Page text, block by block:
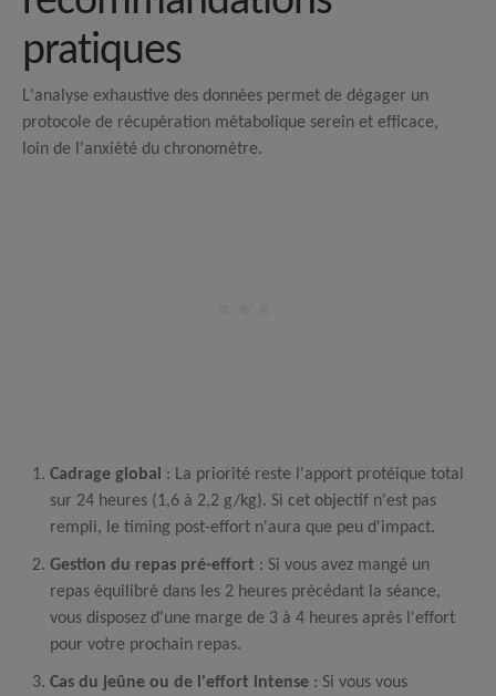
pratiques
L'analyse exhaustive des données permet de dégager un
protocole de récupération métabolique serein et efficace,
loin de l'anxiété du chronomètre.
Cadrage global
: La priorité reste l'apport protéique total
sur 24 heures (1,6 à 2,2 g/kg). Si cet objectif n'est pas
rempli, le timing post-effort n'aura que peu d'impact.
Gestion du repas pré-effort : Si vous avez mangé un
repas équilibré dans les 2 heures précédant la séance,
vous disposez d'une marge de 3 à 4 heures après l'effort
pour votre prochain repas.
Cas du jeûne ou de l'effort intense : Si vous vous